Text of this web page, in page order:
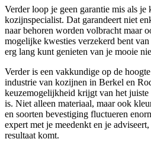
Verder loop je geen garantie mis als je
kozijnspecialist. Dat garandeert niet
naar behoren worden volbracht maar
mogelijke kwesties verzekerd bent
erg lang kunt genieten van je mooie
Verder is een vakkundige op de
industrie van kozijnen in Berkel en
keuzemogelijkheid krijgt van het
is. Niet alleen materiaal, maar ook
en soorten bevestiging fluctueren
expert met je meedenkt en je
resultaat komt.